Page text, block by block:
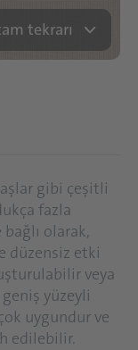
tekrarı
gibi çeşitli
fazla
olarak,
düzensiz etki
veya
yüzeyli
uygundur ve
edilebilir.